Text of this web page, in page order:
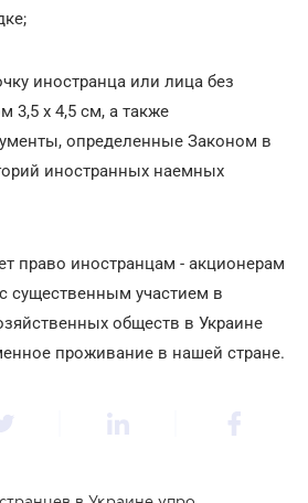
иностранца или лица без
3,5 x 4,5 см, а также
определенные Законом в
иностранных наемных
право иностранцам - акционерам
существенным участием в
обществ в Украине
проживание в нашей стране.